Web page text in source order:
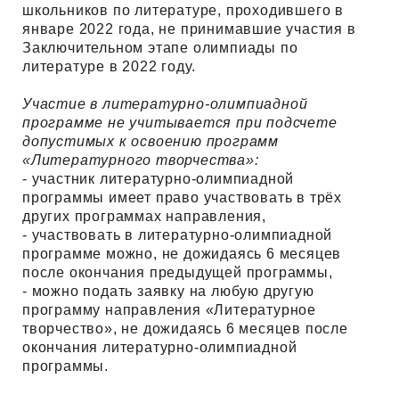
школьников по литературе, проходившего в
январе 2022 года, не принимавшие участия в
Заключительном этапе олимпиады по
литературе в 2022 году.
Участие в литературно-олимпиадной
программе не учитывается при подсчете
допустимых к освоению программ
«Литературного творчества»:
- участник литературно-олимпиадной
программы имеет право участвовать в трёх
других программах направления,
- участвовать в литературно-олимпиадной
программе можно, не дожидаясь 6 месяцев
после окончания предыдущей программы,
- можно подать заявку на любую другую
программу направления «Литературное
творчество», не дожидаясь 6 месяцев после
окончания литературно-олимпиадной
программы.